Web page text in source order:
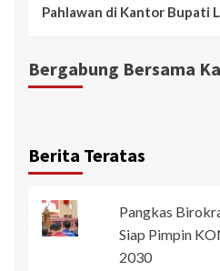
Pahlawan di Kantor Bupati
Bergabung Bersama
Berita Teratas
Pangkas
Siap Pimpin
2030